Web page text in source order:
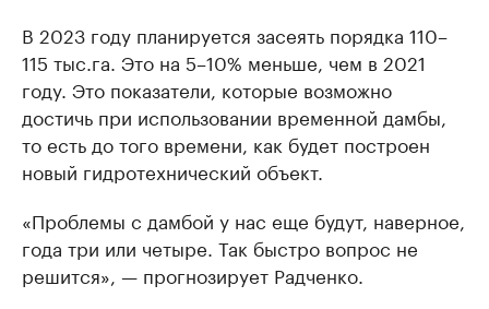
В 2023 году планируется засеять порядка 110–
115 тыс.га. Это на 5–10% меньше, чем в 2021
году. Это показатели, которые возможно
достичь при использовании временной дамбы,
то есть до того времени, как будет построен
новый гидротехнический объект.
«Проблемы с дамбой у нас еще будут, наверное,
года три или четыре. Так быстро вопрос не
решится», — прогнозирует Радченко.